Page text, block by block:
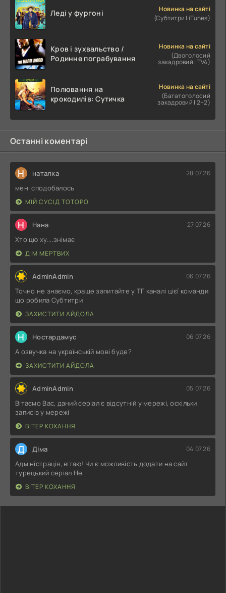
Леді у фургоні
Новинка на сайті
(Субтитри | iTunes)
Кров і зухвальство /
Родинне пограбування
Новинка на сайті
(Двоголосий
закадровий | TV4)
Полювання на
крокодилів: Сутичка
Новинка на сайті
(Багатоголосий
закадровий | 2+2)
Останні коментарі
Н наталка 28.07.26
мені сподобалось
МІЙ СУСІД ТОТОРО
Н Нана 27.07.26
Хто цю ху....знімає
ДІМ МЕРТВИХ
AdminAdmin 06.07.26
Точно не знаємо, краще запитайте у ТГ каналі цієї команди
що робила Субтитри
ЗАХИСТИТИ АЙДОЛА
Н Ностардамус 06.07.26
А озвучка на українській мові буде?
ЗАХИСТИТИ АЙДОЛА
AdminAdmin 05.07.26
Вітаємо Вас, даний серіал є відсутній у мережі, оскільки
записів у мережі
ВІТЕР КОХАННЯ
Д Діма 04.07.26
Адміністрація, вітаю! Чи є можливість додати на сайт
турецький серіал Не
ВІТЕР КОХАННЯ